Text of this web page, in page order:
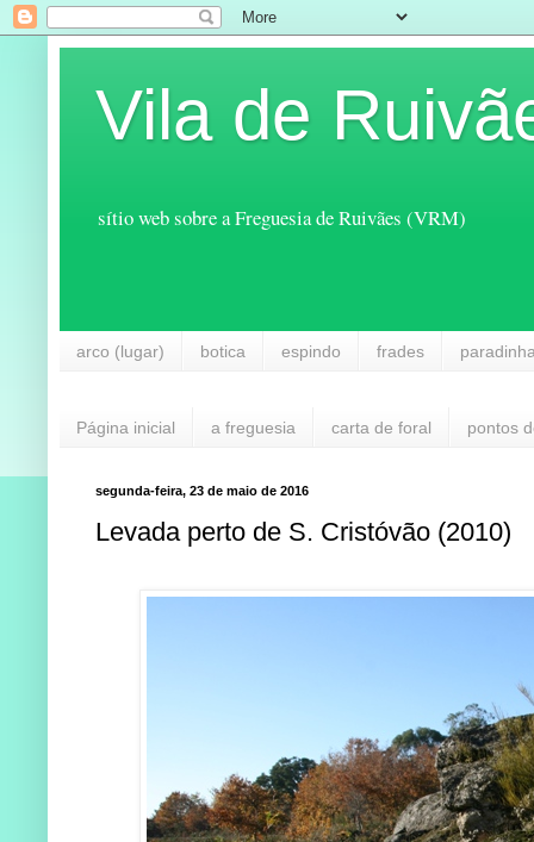
Vila de
sítio web sobre a Freguesia de Ruivães (VRM)
arco (lugar) botica espindo frades
Página inicial a freguesia carta de foral pontos
segunda-feira, 23 de maio de 2016
Levada perto de S. Cristóvão (2010)